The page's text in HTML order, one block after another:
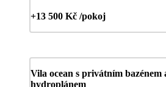
+13 500 Kč /pokoj
Vila ocean s privátním bazénem
hydroplánem